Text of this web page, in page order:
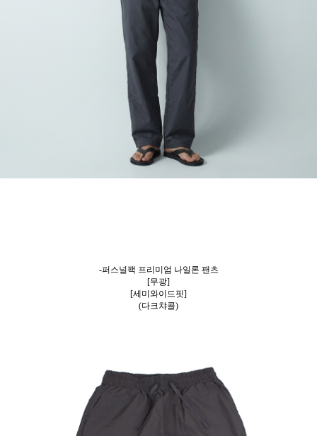
-퍼스널팩 프리미엄 나일론 팬츠
[무광]
[세미와이드핏]
(다크챠콜)